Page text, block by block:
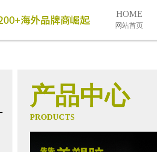
HOME
网站首页
产品中心
PRODUCTS